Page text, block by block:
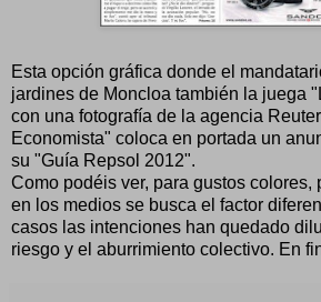
Esta opción gráfica donde el
jardines de Moncloa también la juega
con una fotografía de la agencia
Economista" coloca en portada un
su "Guía Repsol 2012".
Como podéis ver, para gustos colores,
en los medios se busca el factor
casos las intenciones han quedado
riesgo y el aburrimiento colectivo. En